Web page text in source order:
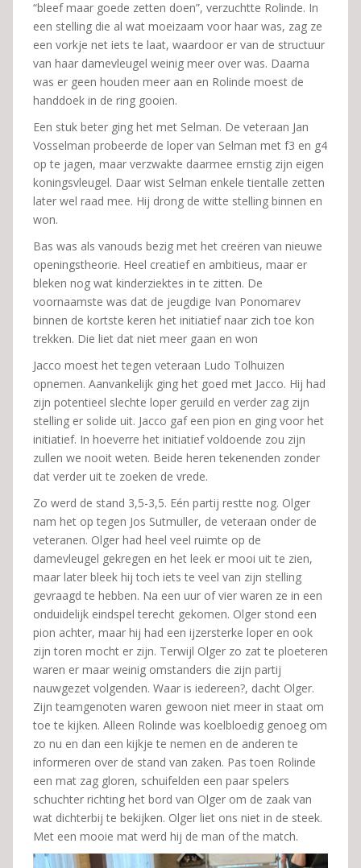
“bleef maar goede zetten doen”, verzuchtte Rolinde. In
een stelling die al wat moeizaam voor haar was, zag ze
een vorkje net iets te laat, waardoor er van de structuur
van haar damevleugel weinig meer over was. Daarna
was er geen houden meer aan en Rolinde moest de
handdoek in de ring gooien.
Een stuk beter ging het met Selman. De veteraan Jan
Vosselman probeerde de loper van Selman met f3 en g4
op te jagen, maar verzwakte daarmee ernstig zijn eigen
koningsvleugel. Daar wist Selman enkele tientalle zetten
later wel raad mee. Hij drong de witte stelling binnen en
won.
Bas was als vanouds bezig met het creëren van nieuwe
openingstheorie. Heel creatief en ambitieus, maar er
bleken nog wat kinderziektes in te zitten. De
voornaamste was dat de jeugdige Ivan Ponomarev
binnen de kortste keren het initiatief naar zich toe kon
trekken. Die liet dat niet meer gaan en won
Jacco moest het tegen veteraan Ludo Tolhuizen
opnemen. Aanvankelijk ging het goed met Jacco. Hij had
zijn potentieel slechte loper geruild en verder zag zijn
stelling er solide uit. Jacco gaf een pion en ging voor het
initiatief. In hoeverre het initiatief voldoende zou zijn
zullen we nooit weten. Beide heren tekenenden zonder
dat verder uit te zoeken de vrede.
Zo werd de stand 3,5-3,5. Eén partij restte nog. Olger
nam het op tegen Jos Sutmuller, de veteraan onder de
veteranen. Olger had heel veel ruimte op de
damevleugel gekregen en het leek er mooi uit te zien,
maar later bleek hij toch iets te veel van zijn stelling
gevraagd te hebben. Na een uur of vier waren ze in een
onduidelijk eindspel terecht gekomen. Olger stond een
pion achter, maar hij had een ijzersterke loper en ook
zijn toren mocht er zijn. Terwijl Olger zo zat te ploeteren
waren er maar weinig omstanders die zijn partij
nauwgezet volgenden. Waar is iedereen?, dacht Olger.
Zijn teamgenoten waren gewoon niet meer in staat om
toe te kijken. Alleen Rolinde was koelbloedig genoeg om
zo nu en dan een kijkje te nemen en de anderen te
informeren over de stand van zaken. Pas toen Rolinde
een mat zag gloren, schuifelden een paar spelers
schuchter richting het bord van Olger om de zaak van
wat dichterbij te bekijken. Olger liet ons niet in de steek.
Met een mooie mat werd hij de man of the match.